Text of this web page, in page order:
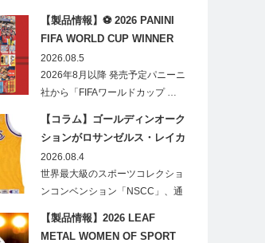
【製品情報】⚽ 2026 PANINI
FIFA WORLD CUP WINNER
STICKER POSTER
2026.08.5
2026年8月以降 発売予定パニーニ
社から「FIFAワールドカップ …
【コラム】ゴールディンオーク
ションがロサンゼルス・レイカ
ーズのオフィシャルオークショ
ンスポンサーに！
2026.08.4
世界最大級のスポーツコレクショ
ンコンベンション「NSCC」、通
【製品情報】2026 LEAF
METAL WOMEN OF SPORT